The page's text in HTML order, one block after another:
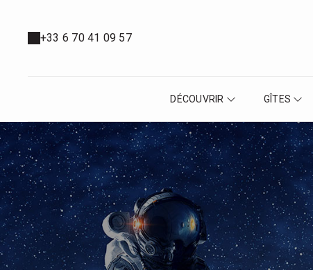
+33 6 70 41 09 57
DÉCOUVRIR GÎTES